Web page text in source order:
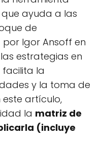
ayuda a las
de
Igor Ansoff en
estrategias en
la
y la toma de
este artículo,
la matriz de
(incluye